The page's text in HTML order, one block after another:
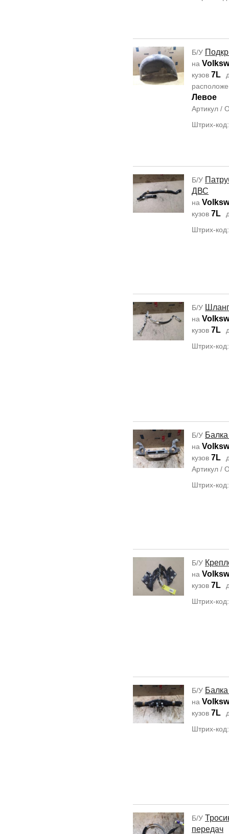
Б/У
на
кузов 7L
Левое
Артикул /
Штрих-
Б/У
ДВС
на
кузов 7L
Штрих-
Б/У
на
кузов 7L
Штрих-
Б/У
на
кузов 7L
Артикул /
Штрих-
Б/У
на
кузов 7L
Штрих-
Б/У
на
кузов 7L
Штрих-
Б/У
передач